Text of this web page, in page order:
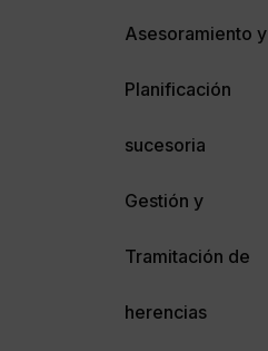
Asesoramiento y
Planificación
sucesoria
Gestión y
Tramitación de
herencias